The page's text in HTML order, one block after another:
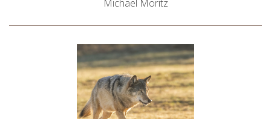
Michael Moritz